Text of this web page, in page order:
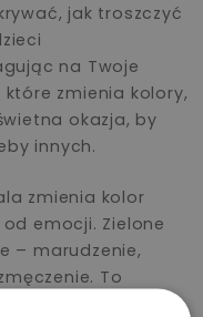
jak troszczyć
na Twoje
które zmienia kolory,
okazja, by
innych.
zmienia kolor
emocji. Zielone
– marudzenie,
To
jak ważna jest